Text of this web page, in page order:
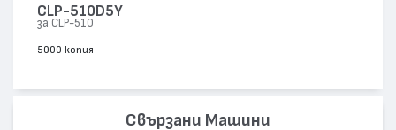
CLP-510D5Y
за CLP-510
5000 копия
Свързани Машини